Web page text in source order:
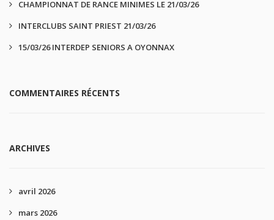
CHAMPIONNAT DE RANCE MINIMES LE 21/03/26
INTERCLUBS SAINT PRIEST 21/03/26
15/03/26 INTERDEP SENIORS A OYONNAX
COMMENTAIRES RÉCENTS
ARCHIVES
avril 2026
mars 2026